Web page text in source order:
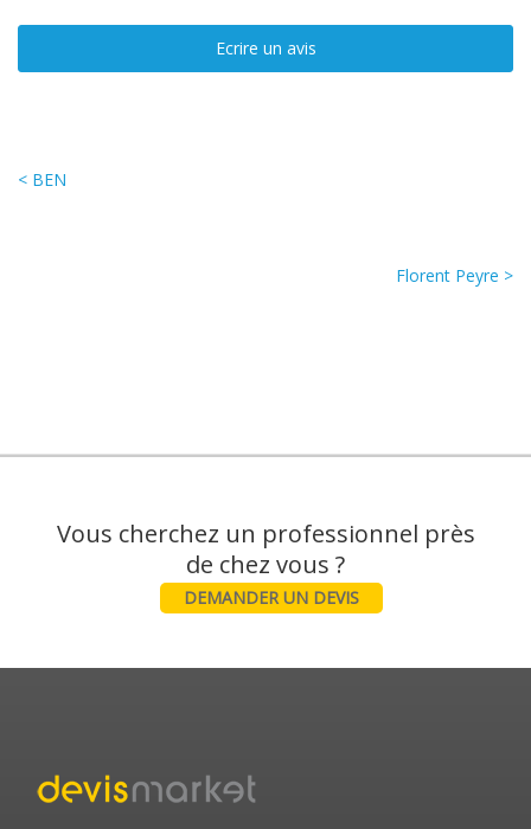
Ecrire un avis
< BEN
Florent Peyre >
Vous cherchez un professionnel près
DEMANDER UN DEVIS